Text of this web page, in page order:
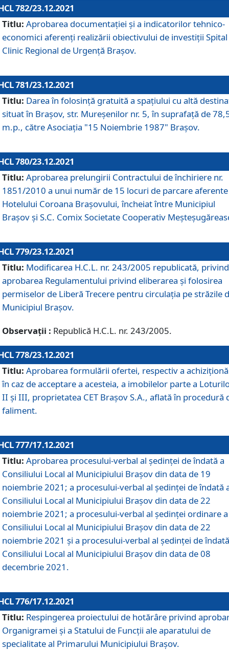
782/23.12.2021
Titlu: Aprobarea documentației și a indicatorilor tehnico-
economici aferenți realizării obiectivului de investiții Spital
Clinic Regional de Urgență Brașov.
781/23.12.2021
Titlu: Darea în folosinţă gratuită a spaţiului cu altă
situat în Braşov, str. Mureşenilor nr. 5, în suprafaţă de
m.p., către Asociaţia "15 Noiembrie 1987" Braşov.
780/23.12.2021
Titlu: Aprobarea prelungirii Contractului de închiriere nr.
1851/2010 a unui număr de 15 locuri de parcare aferente
Hotelului Coroana Brașovului, încheiat între Municipiul
Braşov şi S.C. Comix Societate Cooperativ
779/23.12.2021
Titlu: Modificarea H.C.L. nr. 243/2005 republicată, privind
aprobarea Regulamentului privind eliberarea şi folosirea
permiselor de Liberă Trecere pentru circulația pe străzile
Municipiul Braşov.
Observații : Republică H.C.L. nr. 243/2005.
778/23.12.2021
Titlu: Aprobarea formulării ofertei, respectiv a
în caz de acceptare a acesteia, a imobilelor parte a
II și III, proprietatea CET Brașov S.A., aflată în procedură
faliment.
777/17.12.2021
Titlu: Aprobarea procesului-verbal al şedinţei de îndată a
Consiliului Local al Municipiului Braşov din data de 19
noiembrie 2021; a procesului-verbal al şedinţei de îndată
Consiliului Local al Municipiului Braşov din data de 22
noiembrie 2021; a procesului-verbal al şedinţei ordinare a
Consiliului Local al Municipiului Braşov din data de 22
noiembrie 2021 și a procesului-verbal al şedinţei de
Consiliului Local al Municipiului Braşov din data de 08
decembrie 2021.
776/17.12.2021
Titlu: Respingerea proiectului de hotărâre privind
Organigramei şi a Statului de Funcţii ale aparatului de
specialitate al Primarului Municipiului Braşov.